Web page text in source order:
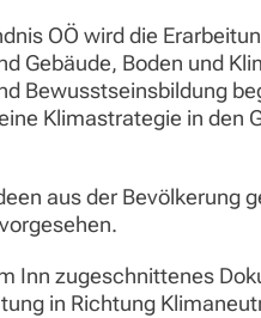
OÖ wird die
Gebäude, Boden und
Bewusstseinsbildung
Klimastrategie in den
aus der Bevölkerung
Inn zugeschnittenes
in Richtung